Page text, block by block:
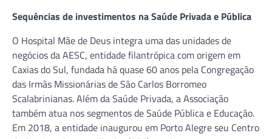
Sequências de investimentos na Saúde Privada e Pública
O Hospital Mãe de Deus integra uma das unidades de
negócios da AESC, entidade filantrópica com origem em
Caxias do Sul, fundada há quase 60 anos pela Congregação
das Irmãs Missionárias de São Carlos Borromeo
Scalabrinianas. Além da Saúde Privada, a Associação
também atua nos segmentos de Saúde Pública e Educação.
Em 2018, a entidade inaugurou em Porto Alegre seu Centro